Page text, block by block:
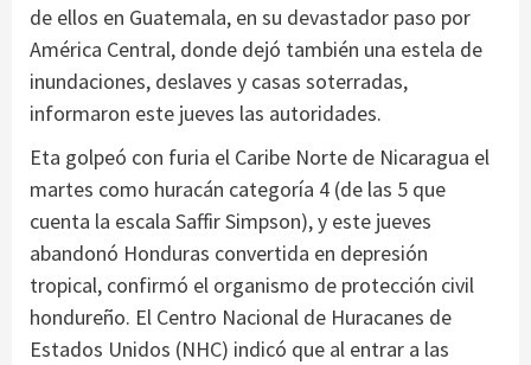
de ellos en Guatemala, en su devastador paso por
América Central, donde dejó también una estela de
inundaciones, deslaves y casas soterradas,
informaron este jueves las autoridades.
Eta golpeó con furia el Caribe Norte de Nicaragua el
martes como huracán categoría 4 (de las 5 que
cuenta la escala Saffir Simpson), y este jueves
abandonó Honduras convertida en depresión
tropical, confirmó el organismo de protección civil
hondureño. El Centro Nacional de Huracanes de
Estados Unidos (NHC) indicó que al entrar a las